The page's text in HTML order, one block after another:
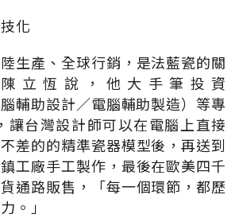
化
陸生產、全球行銷，是法藍瓷的關
立恆說，他大手筆投資
輔助設計∕電腦輔助製造）等專
讓台灣設計師可以在電腦上直接
差的的精準瓷器模型後，再送到
工廠手工製作，最後在歐美四千
通路販售，「每一個環節，都歷
。」